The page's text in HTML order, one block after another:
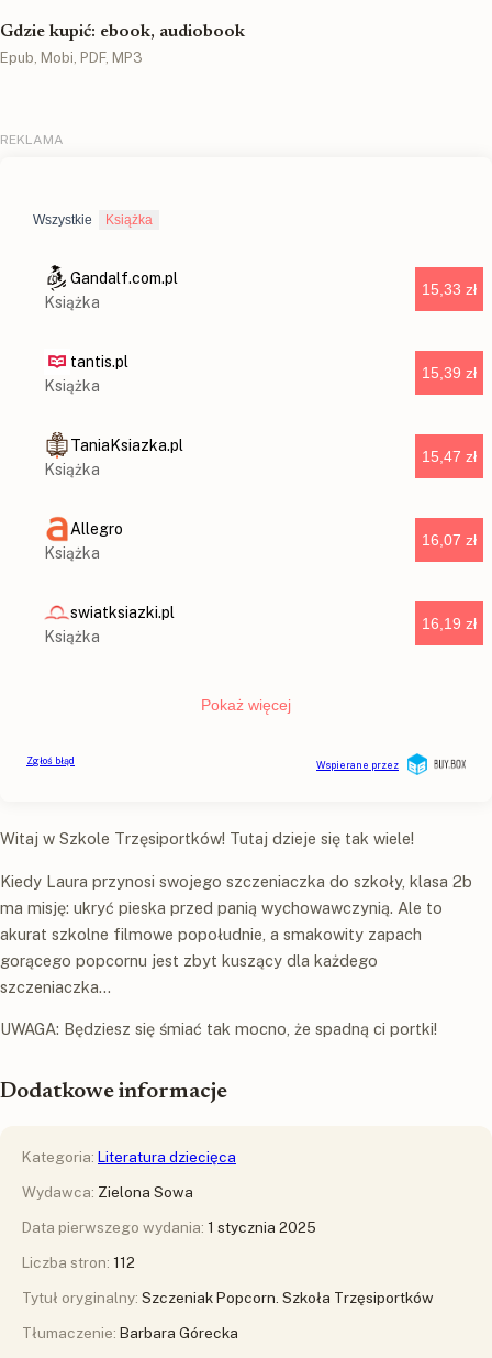
Gdzie kupić: ebook, audiobook
Epub, Mobi, PDF, MP3
Witaj w Szkole Trzęsiportków! Tutaj dzieje się tak wiele!
Kiedy Laura przynosi swojego szczeniaczka do szkoły, klasa 2b
ma misję: ukryć pieska przed panią wychowawczynią. Ale to
akurat szkolne filmowe popołudnie, a smakowity zapach
gorącego popcornu jest zbyt kuszący dla każdego
szczeniaczka…
UWAGA: Będziesz się śmiać tak mocno, że spadną ci portki!
Dodatkowe informacje
Kategoria: Literatura dziecięca
Wydawca: Zielona Sowa
Data pierwszego wydania: 1 stycznia 2025
Liczba stron: 112
Tytuł oryginalny: Szczeniak Popcorn. Szkoła Trzęsiportków
Tłumaczenie: Barbara Górecka